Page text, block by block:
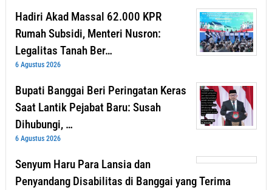
Hadiri Akad Massal 62.000 KPR
Rumah Subsidi, Menteri Nusron:
Legalitas Tanah Ber…
6 Agustus 2026
Bupati Banggai Beri Peringatan Keras
Saat Lantik Pejabat Baru: Susah
Dihubungi, …
6 Agustus 2026
Senyum Haru Para Lansia dan
Penyandang Disabilitas di Banggai yang Terima